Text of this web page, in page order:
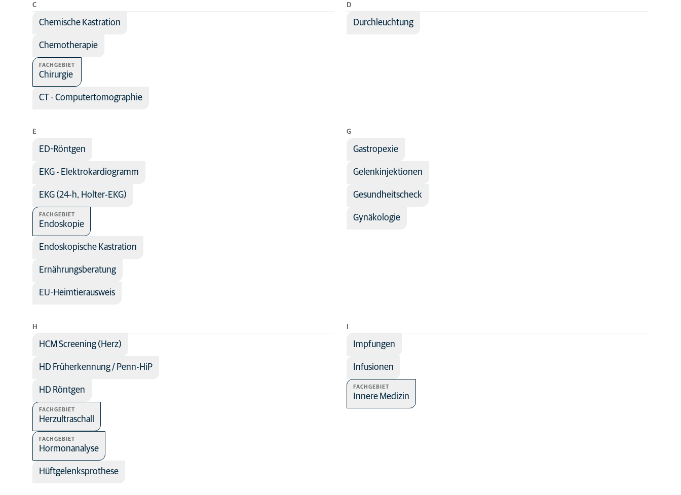
C
Chemische Kastration
Chemotherapie
FACHGEBIET
Chirurgie
CT - Computertomographie
D
Durchleuchtung
E
ED-Röntgen
EKG - Elektrokardiogramm
EKG (24-h, Holter-EKG)
FACHGEBIET
Endoskopie
Endoskopische Kastration
Ernährungsberatung
EU-Heimtierausweis
G
Gastropexie
Gelenkinjektionen
Gesundheitscheck
Gynäkologie
H
HCM Screening (Herz)
HD Früherkennung / Penn-HiP
HD Röntgen
FACHGEBIET
Herzultraschall
FACHGEBIET
Hormonanalyse
Hüftgelenksprothese
Impfungen
Infusionen
FACHGEBIET
Innere Medizin